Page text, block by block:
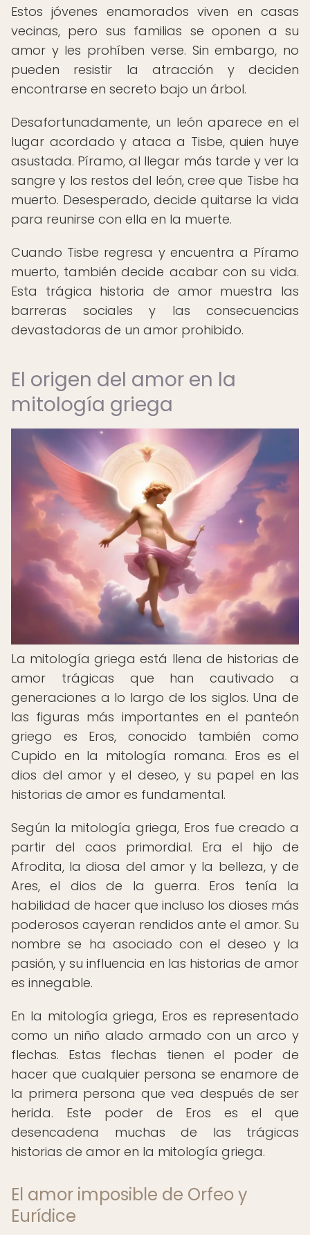
Estos jóvenes enamorados viven en casas
vecinas, pero sus familias se oponen a su
amor y les prohíben verse. Sin embargo, no
pueden resistir la atracción y deciden
encontrarse en secreto bajo un árbol.
Desafortunadamente, un león aparece en el
lugar acordado y ataca a Tisbe, quien huye
asustada. Píramo, al llegar más tarde y ver la
sangre y los restos del león, cree que Tisbe ha
muerto. Desesperado, decide quitarse la vida
para reunirse con ella en la muerte.
Cuando Tisbe regresa y encuentra a Píramo
muerto, también decide acabar con su vida.
Esta trágica historia de amor muestra las
barreras sociales y las consecuencias
devastadoras de un amor prohibido.
El origen del amor en la
mitología griega
La mitología griega está llena de historias de
amor trágicas que han cautivado a
generaciones a lo largo de los siglos. Una de
las figuras más importantes en el panteón
griego es Eros, conocido también como
Cupido en la mitología romana. Eros es el
dios del amor y el deseo, y su papel en las
historias de amor es fundamental.
Según la mitología griega, Eros fue creado a
partir del caos primordial. Era el hijo de
Afrodita, la diosa del amor y la belleza, y de
Ares, el dios de la guerra. Eros tenía la
habilidad de hacer que incluso los dioses más
poderosos cayeran rendidos ante el amor. Su
nombre se ha asociado con el deseo y la
pasión, y su influencia en las historias de amor
es innegable.
En la mitología griega, Eros es representado
como un niño alado armado con un arco y
flechas. Estas flechas tienen el poder de
hacer que cualquier persona se enamore de
la primera persona que vea después de ser
herida. Este poder de Eros es el que
desencadena muchas de las trágicas
historias de amor en la mitología griega.
El amor imposible de Orfeo y
Eurídice